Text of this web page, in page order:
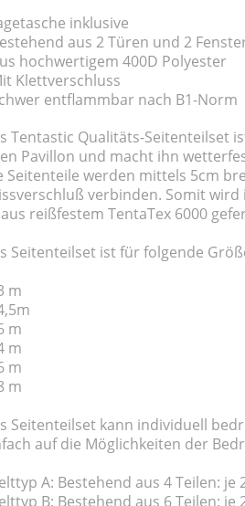
inklusive
aus 2 Türen und 2
hochwertigem 400D Polyester
Klettverschluss
entflammbar nach B1-Norm
Tentastic Qualitäts-Seitenteilset
Pavillon und macht ihn
Seitenteile werden mittels 5cm
verbinden. Somit
reißfestem TentaTex 6000
Seitenteilset ist für folgende
m
m
m
m
m
Seitenteilset kann individuell
auf die Möglichkeiten der
A: Bestehend aus 4 Teilen:
B: Bestehend aus 6 Teilen: